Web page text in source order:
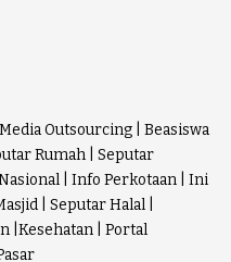
Media Outsourcing
Beasiswa
Rumah
Seputar
Info Perkotaan
Ini
Seputar Halal
Kesehatan
Portal